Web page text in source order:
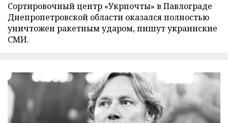
Сортировочный центр «Укрпочты» в Павлограде
Днепропетровской области оказался полностью
уничтожен ракетным ударом, пишут украинские
СМИ.